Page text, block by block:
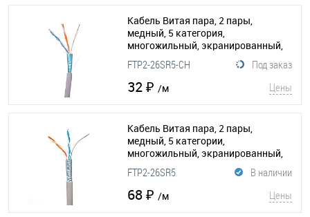
Кабель Витая пара, 2 пары,
медный, 5 категория,
многожильный, экранированный,
серый, бухта 305м
(015-177)Под заказ
FTP2-26SR5-CH
32 ₽ /м Цены
Кабель Витая пара, 2 пары,
медный, 5 категории,
многожильный, экранированный,
серый, PCnet, бухта 305м
(015-118)
В наличии
FTP2-26SR5
68 ₽ /м Цены